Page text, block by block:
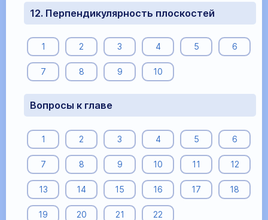
12. Перпендикулярность плоскостей
1 2 3 4 5 6
7 8 9 10
Вопросы к главе
1 2 3 4 5 6
7 8 9 10 11 12
13 14 15 16 17 18
19 20 21 22